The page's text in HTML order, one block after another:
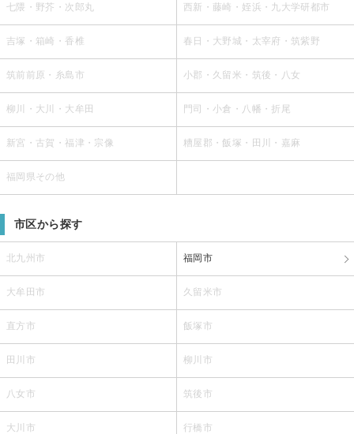
七隈・野芥・次郎丸 西新・藤崎・姪浜・九大学研都市
吉塚・箱崎・香椎 春日・大野城・太宰府・筑紫野
筑前前原・糸島市 小郡・久留米・筑後・八女
柳川・大川・大牟田 門司・小倉・八幡・折尾
新宮・古賀・福津・宗像 糟屋郡・飯塚・田川・嘉麻
福岡県その他
市区から探す
北九州市 福岡市
大牟田市 久留米市
直方市 飯塚市
田川市 柳川市
八女市 筑後市
大川市 行橋市